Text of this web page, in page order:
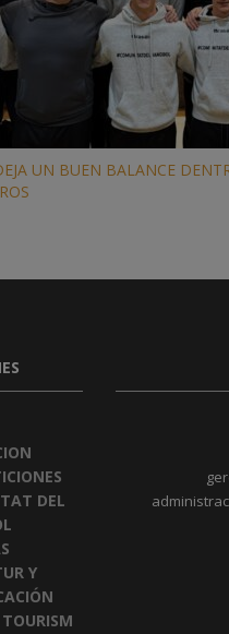
UN BUEN BALANCE
DEL
Y